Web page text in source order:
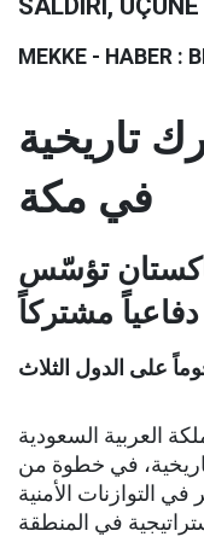
SALDIRI,
MEKKE - HABER :
تاريخية
في مكة
تؤسّس
دفاعياً مشتركاً
على الدول الثلاث
العربية السعودية
في خطوة من
التوازنات الأمنية